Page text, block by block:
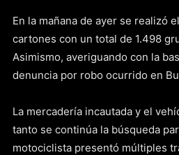
En la mañana de ayer se realizó
cartones con un total de 1.498
Asimismo, averiguando con la
denuncia por robo ocurrido en
La mercadería incautada y el
tanto se continúa la búsqueda
motociclista presentó múltiples